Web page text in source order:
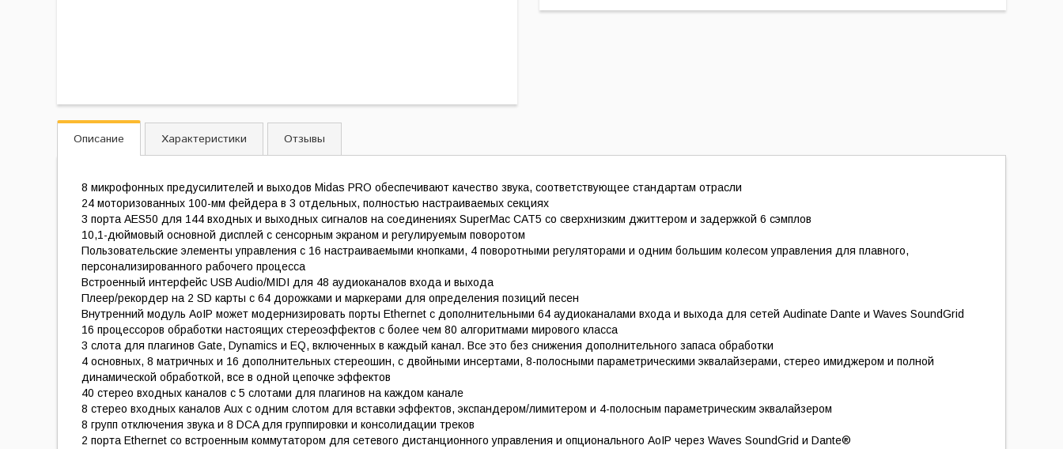
Описание Характеристики Отзывы
8 микрофонных предусилителей и выходов Midas PRO обеспечивают качество звука, соответствующее стандартам отрасли
24 моторизованных 100-мм фейдера в 3 отдельных, полностью настраиваемых секциях
3 порта AES50 для 144 входных и выходных сигналов на соединениях SuperMac CAT5 со сверхнизким джиттером и задержкой 6 сэмплов
10,1-дюймовый основной дисплей с сенсорным экраном и регулируемым поворотом
Пользовательские элементы управления с 16 настраиваемыми кнопками, 4 поворотными регуляторами и одним большим колесом управления для плавного,
персонализированного рабочего процесса
Встроенный интерфейс USB Audio/MIDI для 48 аудиоканалов входа и выхода
Плеер/рекордер на 2 SD карты с 64 дорожками и маркерами для определения позиций песен
Внутренний модуль AoIP может модернизировать порты Ethernet с дополнительными 64 аудиоканалами входа и выхода для сетей Audinate Dante и Waves SoundGrid
16 процессоров обработки настоящих стереоэффектов с более чем 80 алгоритмами мирового класса
3 слота для плагинов Gate, Dynamics и EQ, включенных в каждый канал. Все это без снижения дополнительного запаса обработки
4 основных, 8 матричных и 16 дополнительных стереошин, с двойными инсертами, 8-полосными параметрическими эквалайзерами, стерео имиджером и полной
динамической обработкой, все в одной цепочке эффектов
40 стерео входных каналов с 5 слотами для плагинов на каждом канале
8 стерео входных каналов Aux с одним слотом для вставки эффектов, экспандером/лимитером и 4-полосным параметрическим эквалайзером
8 групп отключения звука и 8 DCA для группировки и консолидации треков
2 порта Ethernet со встроенным коммутатором для сетевого дистанционного управления и опционального AoIP через Waves SoundGrid и Dante®